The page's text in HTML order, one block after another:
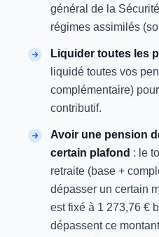
général de la
régimes assimilés
Liquider toutes les
liquidé toutes vos
complémentaire)
contributif.
Avoir une pension
certain plafond : le
retraite (base +
dépasser un certain
est fixé à 1 273,76 €
dépassent ce